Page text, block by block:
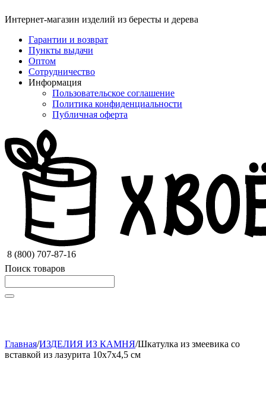
Интернет-магазин изделий из бересты и дерева
Гарантии и возврат
Пункты выдачи
Оптом
Сотрудничество
Информация
Пользовательское соглашение
Политика конфиденциальности
Публичная оферта
8 (800) 707-87-16
Поиск товаров
Главная/ИЗДЕЛИЯ ИЗ КАМНЯ/Шкатулка из змеевика со
вставкой из лазурита 10x7x4,5 см